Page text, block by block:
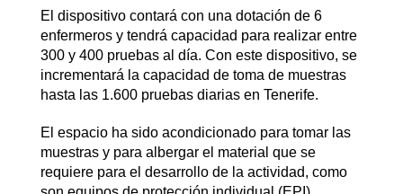
El dispositivo contará con una dotación de 6
enfermeros y tendrá capacidad para realizar entre
300 y 400 pruebas al día. Con este dispositivo, se
incrementará la capacidad de toma de muestras
hasta las 1.600 pruebas diarias en Tenerife.
El espacio ha sido acondicionado para tomar las
muestras y para albergar el material que se
requiere para el desarrollo de la actividad, como